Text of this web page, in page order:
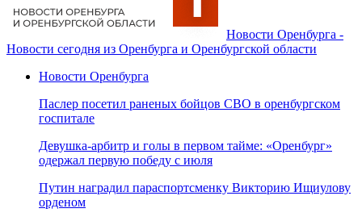
Новости Оренбурга -
Новости сегодня из Оренбурга и Оренбургской области
Новости Оренбурга
Паслер посетил раненых бойцов СВО в оренбургском
госпитале
Девушка-арбитр и голы в первом тайме: «Оренбург»
одержал первую победу с июля
Путин наградил параспортсменку Викторию Ищиулову
орденом